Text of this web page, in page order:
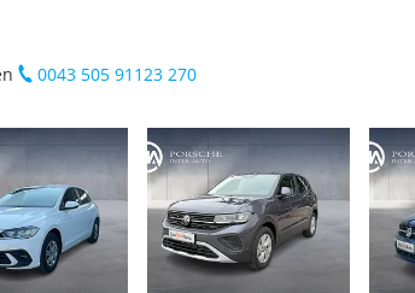
0043 505 91123 270